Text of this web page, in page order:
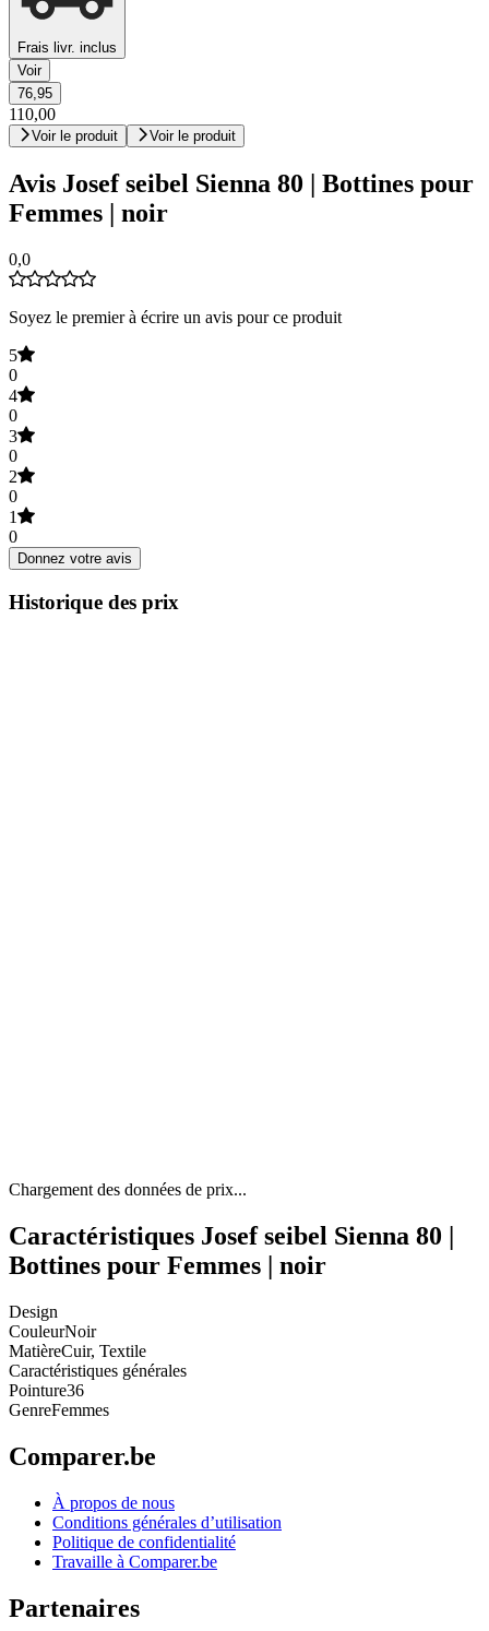
Frais livr. inclus
Voir
76,95
110,00
Voir le produit Voir le produit
Avis Josef seibel Sienna 80 | Bottines pour
Femmes | noir
0,0
Soyez le premier à écrire un avis pour ce produit
5
0
4
0
3
0
2
0
1
0
Donnez votre avis
Historique des prix
Chargement des données de prix...
Caractéristiques Josef seibel Sienna 80 |
Bottines pour Femmes | noir
Design
CouleurNoir
MatièreCuir, Textile
Caractéristiques générales
Pointure36
GenreFemmes
Comparer.be
À propos de nous
Conditions générales d’utilisation
Politique de confidentialité
Travaille à Comparer.be
Partenaires